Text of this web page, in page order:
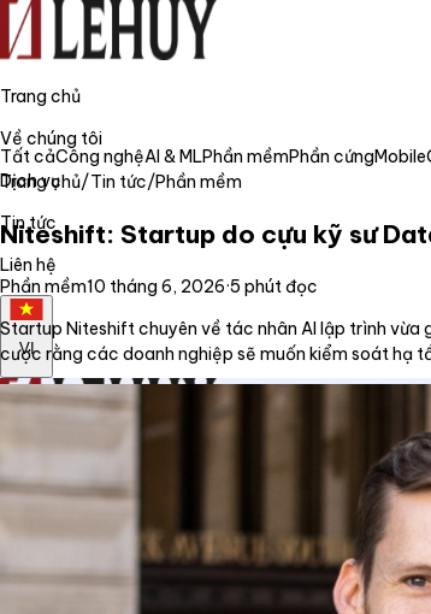
Trang chủ
Về chúng tôi
Dịch vụ
Tin tức
Liên hệ
VI
Trang chủ
Tất cảCông nghệAI & MLPhần mềmPhần cứngMobile
Trang chủ/Tin tức/Phần mềm
Niteshift: Startup do cựu kỹ sư
Phần mềm10 tháng 6, 2026·5 phút đọc
Startup Niteshift chuyên về tác nhân AI lập trình
cược rằng các doanh nghiệp sẽ muốn kiểm soát hạ